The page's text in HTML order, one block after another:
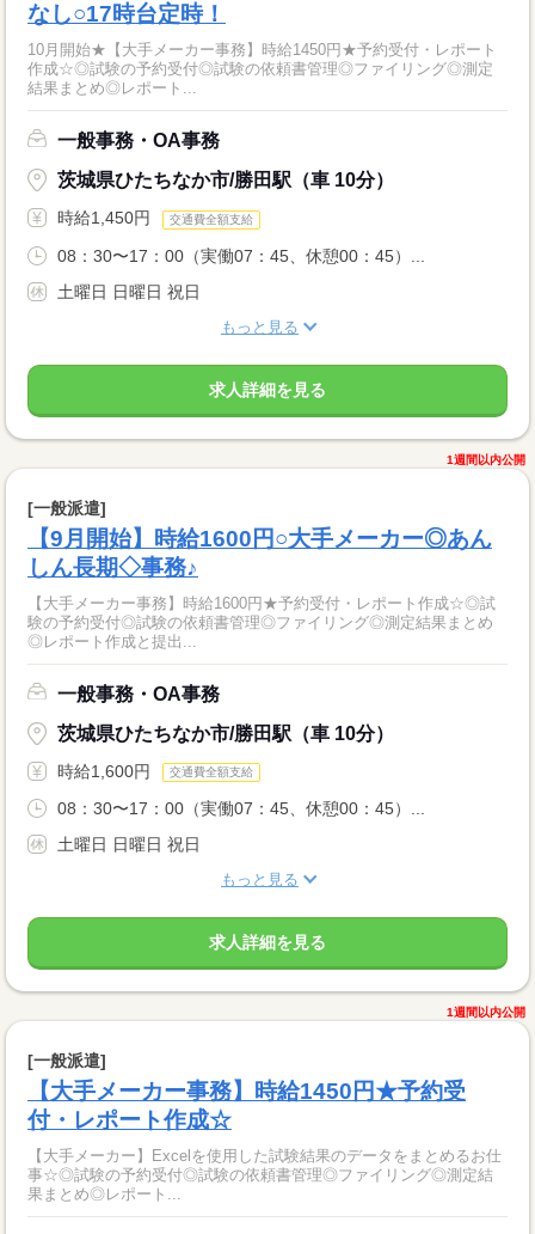
なし○17時台定時！
10月開始★【大手メーカー事務】時給1450円★予約受付・レポート
作成☆◎試験の予約受付◎試験の依頼書管理◎ファイリング◎測定
結果まとめ◎レポート...
一般事務・OA事務
茨城県ひたちなか市/勝田駅（車 10分）
時給1,450円 交通費全額支給
08：30〜17：00（実働07：45、休憩00：45）...
土曜日 日曜日 祝日
もっと見る
求人詳細を見る
1週間以内公開
[一般派遣]
【9月開始】時給1600円○大手メーカー◎あん
しん長期◇事務♪
【大手メーカー事務】時給1600円★予約受付・レポート作成☆◎試
験の予約受付◎試験の依頼書管理◎ファイリング◎測定結果まとめ
◎レポート作成と提出...
一般事務・OA事務
茨城県ひたちなか市/勝田駅（車 10分）
時給1,600円 交通費全額支給
08：30〜17：00（実働07：45、休憩00：45）...
土曜日 日曜日 祝日
もっと見る
求人詳細を見る
1週間以内公開
[一般派遣]
【大手メーカー事務】時給1450円★予約受
付・レポート作成☆
【大手メーカー】Excelを使用した試験結果のデータをまとめるお仕
事☆◎試験の予約受付◎試験の依頼書管理◎ファイリング◎測定結
果まとめ◎レポート...